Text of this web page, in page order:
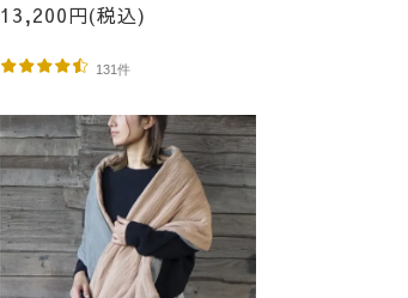
13,200円(税込)
131件